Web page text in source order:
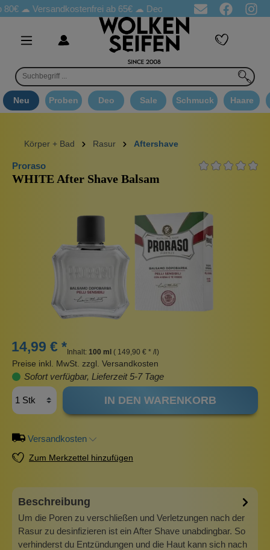
Versandkostenfrei ab 65€☁ Deo Proben in jeder Bestellung
Neu Proben Deo Sale Schmuck Haare
Körper + Bad Rasur Aftershave
Proraso
WHITE After Shave Balsam
14,99 € * Inhalt: 100 ml ( 149,90 € * /l)
Preise inkl. MwSt. zzgl. Versandkosten
Sofort verfügbar, Lieferzeit 5-7 Tage
IN DEN WARENKORB
Versandkosten
Zum Merkzettel hinzufügen
Beschreibung
Um die Poren zu verschließen und Verletzungen nach der
Rasur zu desinfizieren ist ein After Shave unabdingbar. So
verhinderst du Entzündungen und die Haut kann sich nach